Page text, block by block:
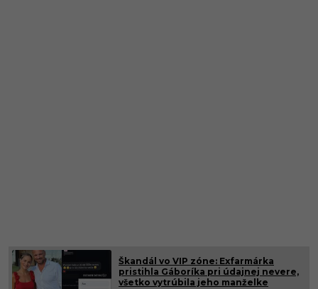
Škandál vo VIP zóne: Exfarmárka
pristihla Gáboríka pri údajnej nevere,
všetko vytrúbila jeho manželke